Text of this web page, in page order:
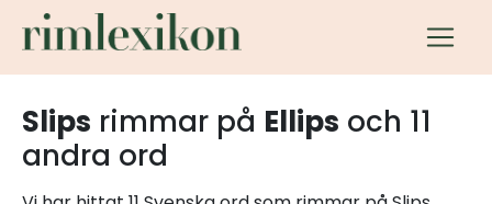
Slips rimmar på Ellips och 11
andra ord